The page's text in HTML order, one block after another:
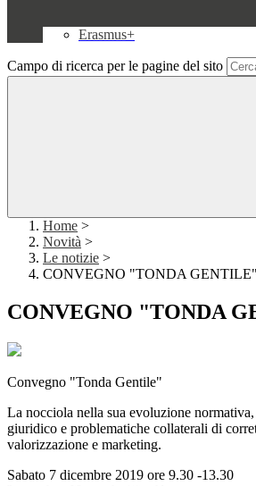
Erasmus+
Campo di ricerca per le pagine del sito
Home >
Novità >
Le notizie >
CONVEGNO "TONDA GENTILE"
CONVEGNO "TONDA
Convegno "Tonda Gentile"
La nocciola nella sua evoluzione
giuridico e problematiche collaterali di
valorizzazione e marketing.
Sabato 7 dicembre 2019 ore 9.30 -13.30